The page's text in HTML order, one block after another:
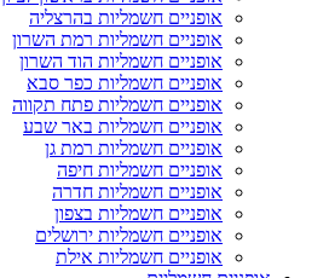
אופניים חשמליות בהרצליה
אופניים חשמליות רמת השרון
אופניים חשמליות הוד השרון
אופניים חשמליות כפר סבא
אופניים חשמליות פתח תקווה
אופניים חשמליות באר שבע
אופניים חשמליות רמת גן
אופניים חשמליות חיפה
אופניים חשמליות חדרה
אופניים חשמליות בצפון
אופניים חשמליות ירושלים
אופניים חשמליות אילת